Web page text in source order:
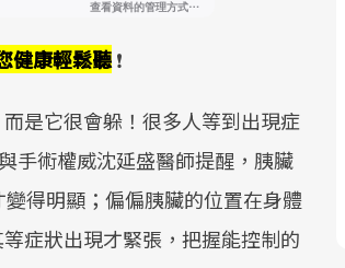
健康輕鬆聽❗
是它很會躲！很多人等到出現症
手術權威沈延盛醫師提醒，胰臟
得明顯；偏偏胰臟的位置在身體
症狀出現才緊張，把握能控制的